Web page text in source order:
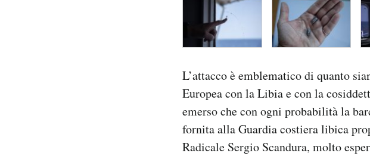
L’attacco è emblematico di quanto
Europea con la Libia e con la
emerso che con ogni probabilità la
fornita alla Guardia costiera libica
Radicale Sergio Scandura, molto